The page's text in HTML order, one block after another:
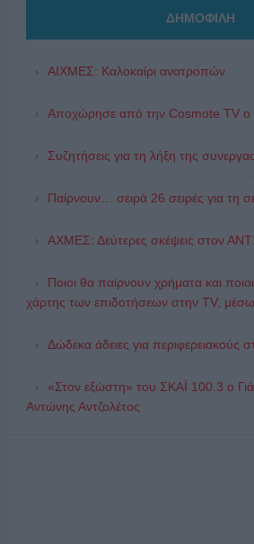
ΔΗΜΟΦΙΛΗ
ΑΙΧΜΕΣ: Καλοκαίρι ανατροπών
Αποχώρησε από την Cosmote TV o
Συζητήσεις για τη λήξη της
Παίρνουν… σειρά 26 σειρές για τη
ΑΧΜΕΣ: Δεύτερες σκέψεις στον
Ποιοι θα παίρνουν χρήματα και
χάρτης των επιδοτήσεων στην TV,
Δώδεκα άδειες για περιφερειακούς
«Στον εξώστη» του ΣΚΑΪ 100.3 ο
Αντώνης Αντζολέτος